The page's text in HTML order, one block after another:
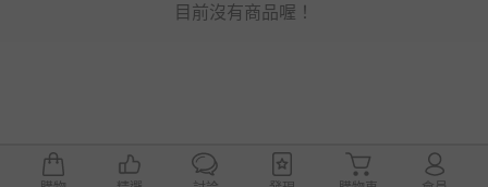
目前沒有商品喔！